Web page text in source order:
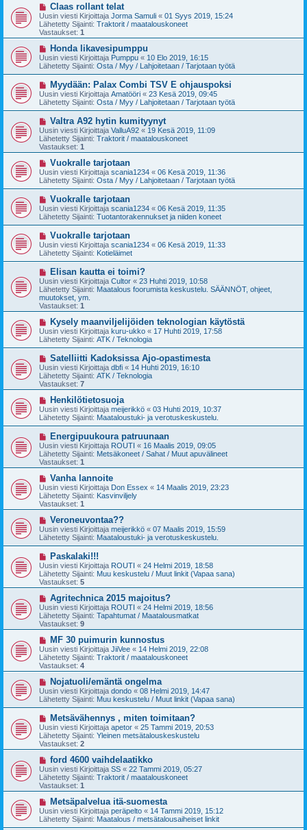
e
s
t
U
u
s
i
v
e
s
t
Claas rollant telat
Uusin viesti Kirjoittaja Jorma Samuli « 01 Syys 2019, 15:24
Lähetetty Sijainti: Traktorit / maatalouskoneet
Vastaukset: 1
U
u
s
i
v
e
s
t
Honda likavesipumppu
Uusin viesti Kirjoittaja Pumppu « 10 Elo 2019, 16:15
Lähetetty Sijainti: Osta / Myy / Lahjoitetaan / Tarjotaan työtä
U
u
s
i
v
e
s
t
Myydään: Palax Combi TSV E ohjauspoksi
Uusin viesti Kirjoittaja Amatööri « 23 Kesä 2019, 09:45
Lähetetty Sijainti: Osta / Myy / Lahjoitetaan / Tarjotaan työtä
U
u
s
i
v
s
t
Valtra A92 hytin kumityynyt
Uusin viesti Kirjoittaja ValluA92 « 19 Kesä 2019, 11:09
Lähetetty Sijainti: Traktorit / maatalouskoneet
Vastaukset: 1
U
u
s
i
v
e
s
t
Vuokralle tarjotaan
Uusin viesti Kirjoittaja scania1234 « 06 Kesä 2019, 11:36
Lähetetty Sijainti: Osta / Myy / Lahjoitetaan / Tarjotaan työtä
U
u
s
i
v
e
s
t
Vuokralle tarjotaan
Uusin viesti Kirjoittaja scania1234 « 06 Kesä 2019, 11:35
Lähetetty Sijainti: Tuotantorakennukset ja niiden koneet
U
u
s
i
v
e
s
t
i
Vuokralle tarjotaan
Uusin viesti Kirjoittaja scania1234 « 06 Kesä 2019, 11:33
Lähetetty Sijainti: Kotieläimet
U
u
s
i
v
i
e
s
t
i
Elisan kautta ei toimi?
Uusin viesti Kirjoittaja Cultor « 23 Huhti 2019, 10:58
Lähetetty Sijainti: Maatalous foorumista keskustelu. SÄÄNNÖT, ohjeet,
muutokset, ym.
Vastaukset: 1
U
u
s
i
v
e
s
t
Kysely maanviljelijöiden teknologian käytöstä
Uusin viesti Kirjoittaja kuru-ukko « 17 Huhti 2019, 17:58
Lähetetty Sijainti: ATK / Teknologia
U
u
s
i
v
e
s
t
Satelliitti Kadoksissa Ajo-opastimesta
Uusin viesti Kirjoittaja dbfi « 14 Huhti 2019, 16:10
Lähetetty Sijainti: ATK / Teknologia
Vastaukset: 7
U
u
s
i
v
e
s
t
Henkilötietosuoja
Uusin viesti Kirjoittaja meijerikkö « 03 Huhti 2019, 10:37
Lähetetty Sijainti: Maataloustuki- ja verotuskeskustelu.
U
u
s
i
v
s
t
i
Energipuukoura patruunaan
Uusin viesti Kirjoittaja ROUTI « 16 Maalis 2019, 09:05
Lähetetty Sijainti: Metsäkoneet / Sahat / Muut apuvälineet
Vastaukset: 1
U
u
s
i
v
s
t
Vanha lannoite
Uusin viesti Kirjoittaja Don Essex « 14 Maalis 2019, 23:23
Lähetetty Sijainti: Kasvinviljely
Vastaukset: 1
U
u
s
i
v
e
s
t
Veroneuvontaa??
Uusin viesti Kirjoittaja meijerikkö « 07 Maalis 2019, 15:59
Lähetetty Sijainti: Maataloustuki- ja verotuskeskustelu.
U
u
s
i
v
e
s
t
i
Paskalaki!!!
Uusin viesti Kirjoittaja ROUTI « 24 Helmi 2019, 18:58
Lähetetty Sijainti: Muu keskustelu / Muut linkit (Vapaa sana)
Vastaukset: 5
U
u
s
i
v
e
s
t
i
Agritechnica 2015 majoitus?
Uusin viesti Kirjoittaja ROUTI « 24 Helmi 2019, 18:56
Lähetetty Sijainti: Tapahtumat / Maatalousmatkat
Vastaukset: 9
U
u
s
i
v
e
s
t
MF 30 puimurin kunnostus
Uusin viesti Kirjoittaja JiiVee « 14 Helmi 2019, 22:08
Lähetetty Sijainti: Traktorit / maatalouskoneet
Vastaukset: 4
U
u
s
i
v
e
s
t
Nojatuoli/emäntä ongelma
Uusin viesti Kirjoittaja dondo « 08 Helmi 2019, 14:47
Lähetetty Sijainti: Muu keskustelu / Muut linkit (Vapaa sana)
U
u
s
i
v
e
s
t
i
Metsävähennys , miten toimitaan?
Uusin viesti Kirjoittaja apetor « 25 Tammi 2019, 20:53
Lähetetty Sijainti: Yleinen metsätalouskeskustelu
Vastaukset: 2
U
u
s
i
v
e
s
t
ford 4600 vaihdelaatikko
Uusin viesti Kirjoittaja SS « 22 Tammi 2019, 05:27
Lähetetty Sijainti: Traktorit / maatalouskoneet
Vastaukset: 1
U
u
s
i
Metsäpalvelua itä-suomesta
Uusin viesti Kirjoittaja peräpelto « 14 Tammi 2019, 15:12
Lähetetty Sijainti: Maatalous / metsätalousaiheiset linkit